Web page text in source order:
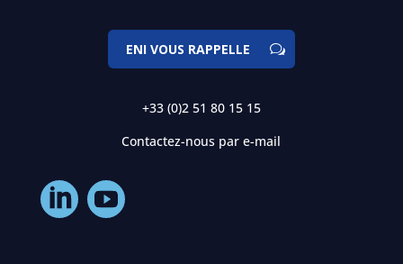
ENI VOUS RAPPELLE
+33 (0)2 51 80 15 15
Contactez-nous par e-mail